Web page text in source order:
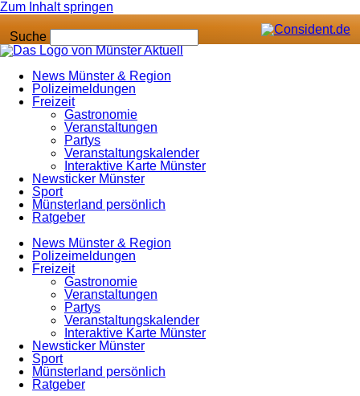
Zum Inhalt springen
Suche
News Münster & Region
Polizeimeldungen
Freizeit
Gastronomie
Veranstaltungen
Partys
Veranstaltungskalender
Interaktive Karte Münster
Newsticker Münster
Sport
Münsterland persönlich
Ratgeber
News Münster & Region
Polizeimeldungen
Freizeit
Gastronomie
Veranstaltungen
Partys
Veranstaltungskalender
Interaktive Karte Münster
Newsticker Münster
Sport
Münsterland persönlich
Ratgeber
Anzeige